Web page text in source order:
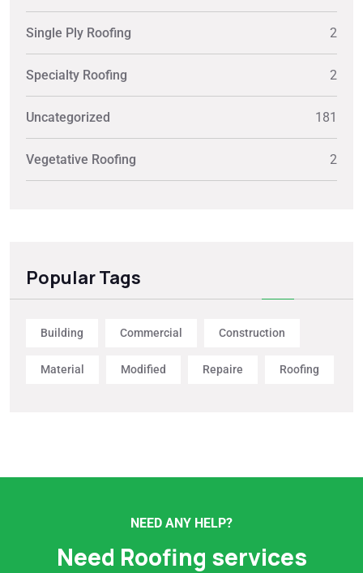
Single Ply Roofing 2
Specialty Roofing 2
Uncategorized 181
Vegetative Roofing 2
Popular Tags
Building Commercial Construction
Material Modified Repaire Roofing
NEED ANY HELP?
Need Roofing services